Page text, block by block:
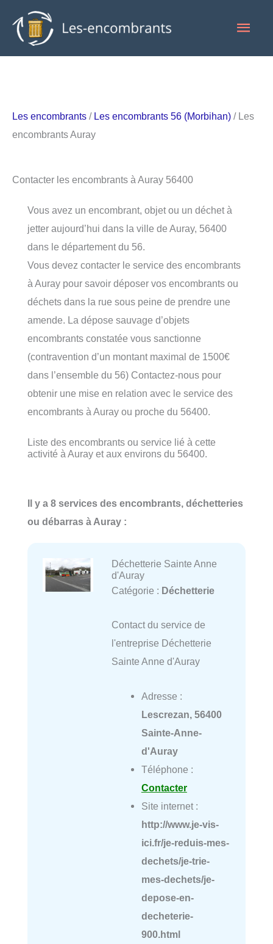
contenu
Les encombrants / Les encombrants 56 (Morbihan) / Les
encombrants Auray
Contacter les encombrants à Auray 56400
Vous avez un encombrant, objet ou un déchet à
jetter aujourd’hui dans la ville de Auray, 56400
dans le département du 56.
Vous devez contacter le service des encombrants
à Auray pour savoir déposer vos encombrants ou
déchets dans la rue sous peine de prendre une
amende. La dépose sauvage d’objets
encombrants constatée vous sanctionne
(contravention d’un montant maximal de 1500€
dans l’ensemble du 56) Contactez-nous pour
obtenir une mise en relation avec le service des
encombrants à Auray ou proche du 56400.
Liste des encombrants ou service lié à cette
activité à Auray et aux environs du 56400.
Il y a 8 services des encombrants, déchetteries
ou débarras à Auray :
Déchetterie Sainte Anne
d'Auray
Catégorie : Déchetterie
Contact du service de
l'entreprise Déchetterie
Sainte Anne d'Auray
Adresse :
Lescrezan, 56400
Sainte-Anne-
d'Auray
Téléphone :
Contacter
Site internet :
http://www.je-vis-
ici.fr/je-reduis-mes-
dechets/je-trie-
mes-dechets/je-
depose-en-
decheterie-
900.html